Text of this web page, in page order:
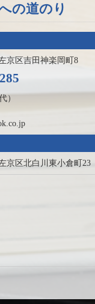
の道のり
京区吉田神楽岡町8
）
京区北白川東小倉町23